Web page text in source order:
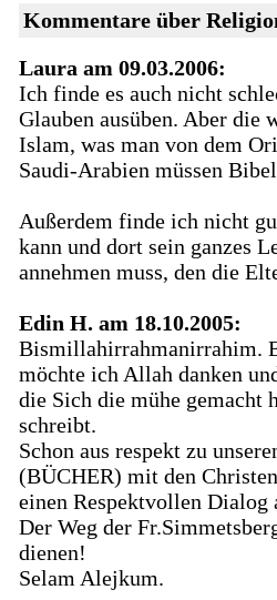
Kommentare über
Laura am 09.03.2006:
Ich finde es auch nicht
Glauben ausüben. Aber die
Islam, was man von dem
Saudi-Arabien müssen
Außerdem finde ich nicht
kann und dort sein ganzes
annehmen muss, den die
Edin H. am 18.10.2005:
Bismillahirrahmanirrahim.
möchte ich Allah danken
die Sich die mühe gemacht
schreibt.
Schon aus respekt zu
(BÜCHER) mit den
einen Respektvollen Dialog
Der Weg der
dienen!
Selam Alejkum.